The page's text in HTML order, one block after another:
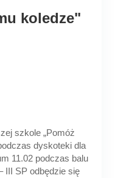
koledze"
szkole „Pomóż
dyskoteki dla
11.02 podczas balu
III SP odbędzie się